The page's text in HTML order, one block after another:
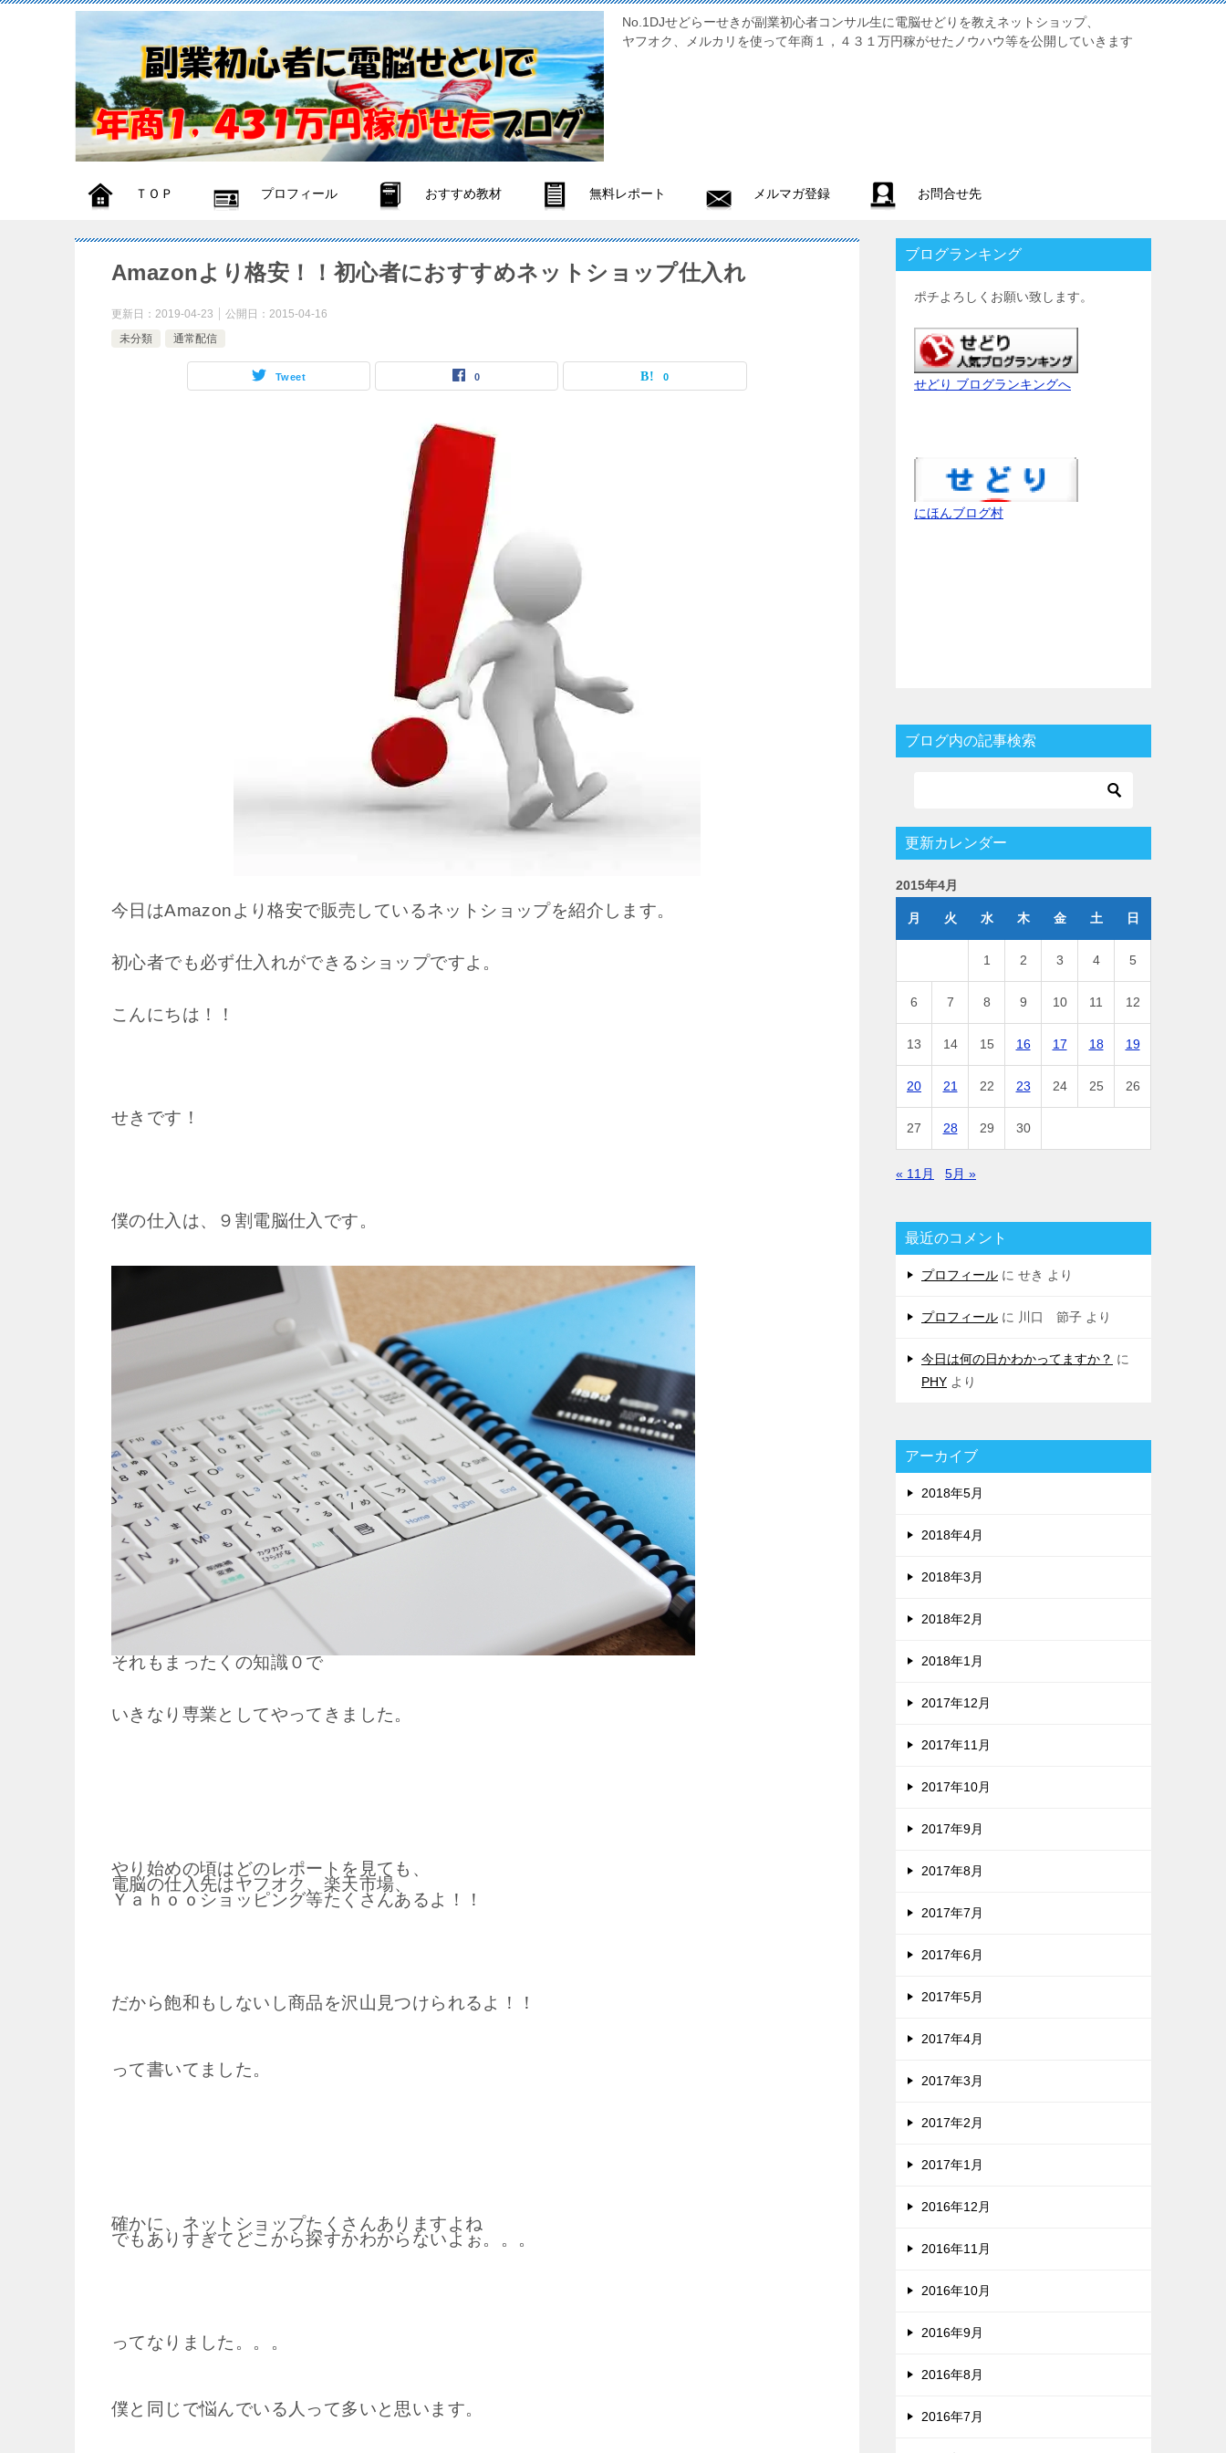
No.1DJせどらーせきが副業初心者コンサル生に電脳せどりを教えネットショップ、
ヤフオク、メルカリを使って年商１，４３１万円稼がせたノウハウ等を公開していきます
ＴＯＰ プロフィール おすすめ教材 無料レポート メルマガ登録 お問合せ先
Amazonより格安！！初心者におすすめネットショップ仕入れ
更新日： 2019-04-23 公開日： 2015-04-16
未分類
通常配信
Tweet 0 0
今日はAmazonより格安で販売しているネットショップを紹介します。
初心者でも必ず仕入れができるショップですよ。
こんにちは！！
せきです！
僕の仕入は、９割電脳仕入です。
それもまったくの知識０で
いきなり専業としてやってきました。
やり始めの頃はどのレポートを見ても、
電脳の仕入先はヤフオク、楽天市場、
Ｙａｈｏｏショッピング等たくさんあるよ！！
だから飽和もしないし商品を沢山見つけられるよ！！
って書いてました。
確かに、ネットショップたくさんありますよね
でもありすぎてどこから探すかわからないよぉ。。。
ってなりました。。。
僕と同じで悩んでいる人って多いと思います。
ブログランキング
ポチよろしくお願い致します。
せどり ブログランキングへ
にほんブログ村
ブログ内の記事検索
更新カレンダー
2015年4月
月 火 水 木 金 土 日
1 2 3 4 5
6 7 8 9 10 11 12
13 14 15 16 17 18 19
20 21 22 23 24 25 26
27 28 29 30
« 11月 5月 »
最近のコメント
プロフィール に せき より
プロフィール に 川口 節子 より
今日は何の日かわかってますか？ に
PHY より
アーカイブ
2018年5月
2018年4月
2018年3月
2018年2月
2018年1月
2017年12月
2017年11月
2017年10月
2017年9月
2017年8月
2017年7月
2017年6月
2017年5月
2017年4月
2017年3月
2017年2月
2017年1月
2016年12月
2016年11月
2016年10月
2016年9月
2016年8月
2016年7月